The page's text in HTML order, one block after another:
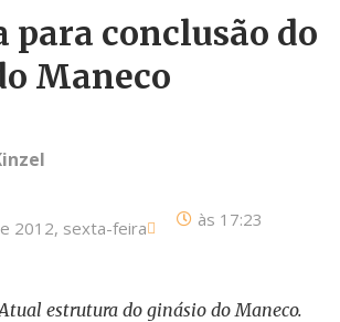
para conclusão do
Maneco
2012, sexta-feira às 17:23
estrutura do ginásio do Maneco.